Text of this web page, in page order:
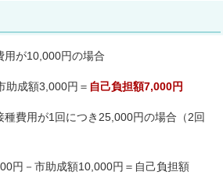
が10,000円の場合
成額3,000円＝ 自己負担額7,000円
費用が1回につき25,000円の場合（2回
円－市助成額10,000円＝自己負担額